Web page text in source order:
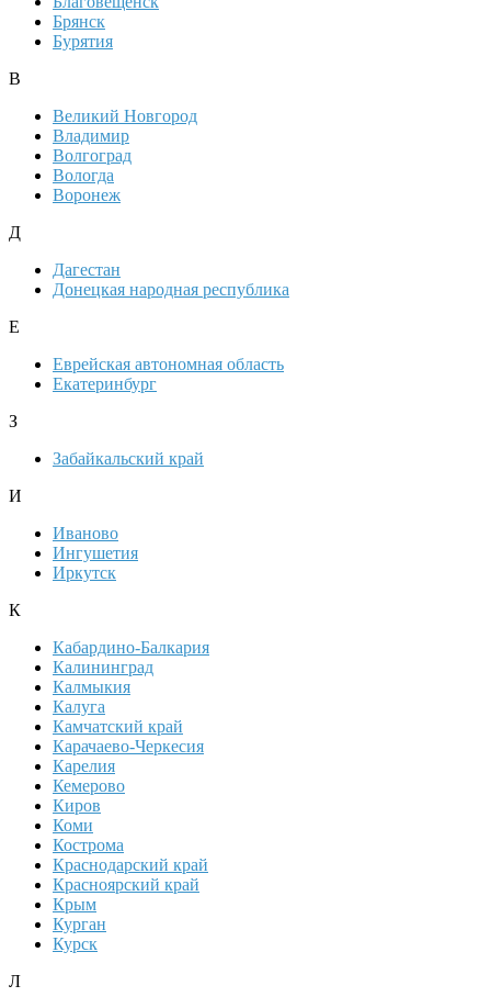
Брянск
Бурятия
В
Великий Новгород
Владимир
Волгоград
Вологда
Воронеж
Д
Дагестан
Донецкая народная республика
Е
Еврейская автономная область
Екатеринбург
З
Забайкальский край
И
Иваново
Ингушетия
Иркутск
К
Кабардино-Балкария
Калининград
Калмыкия
Калуга
Камчатский край
Карачаево-Черкесия
Карелия
Кемерово
Киров
Коми
Кострома
Краснодарский край
Красноярский край
Крым
Курган
Курск
Л